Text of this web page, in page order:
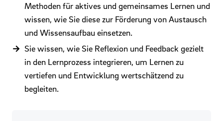
Methoden für aktives und gemeinsames Lernen und
wissen, wie Sie diese zur Förderung von Austausch
und Wissensaufbau einsetzen.
Sie wissen, wie Sie Reflexion und Feedback gezielt
in den Lernprozess integrieren, um Lernen zu
vertiefen und Entwicklung wertschätzend zu
begleiten.